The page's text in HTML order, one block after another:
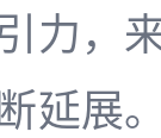
力，
延展